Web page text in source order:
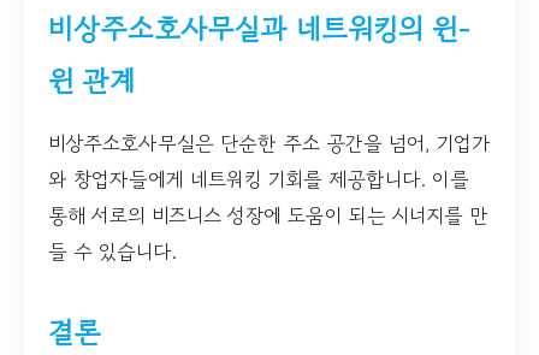
비상주소호사무실과 네트워킹의 윈-
윈 관계
비상주소호사무실은 단순한 주소 공간을 넘어, 기업가
와 창업자들에게 네트워킹 기회를 제공합니다. 이를
통해 서로의 비즈니스 성장에 도움이 되는 시너지를 만
들 수 있습니다.
결론